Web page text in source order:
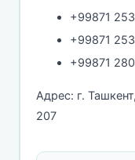
+99871
+99871
+99871
Адрес: г.
207